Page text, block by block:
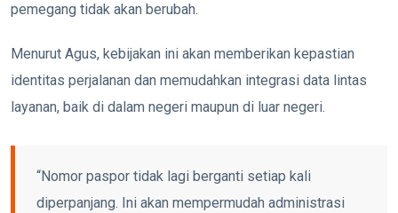
pemegang tidak akan berubah.
Menurut Agus, kebijakan ini akan memberikan kepastian
identitas perjalanan dan memudahkan integrasi data lintas
layanan, baik di dalam negeri maupun di luar negeri.
“Nomor paspor tidak lagi berganti setiap kali
diperpanjang. Ini akan mempermudah administrasi